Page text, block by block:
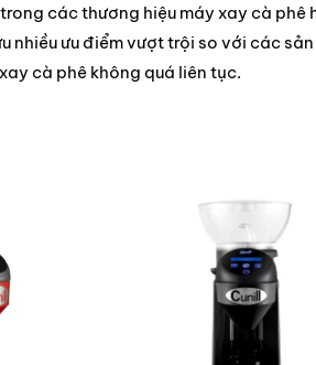
các thương hiệu máy xay cà phê
nhiều ưu điểm vượt trội so với các
cà phê không quá liên tục.